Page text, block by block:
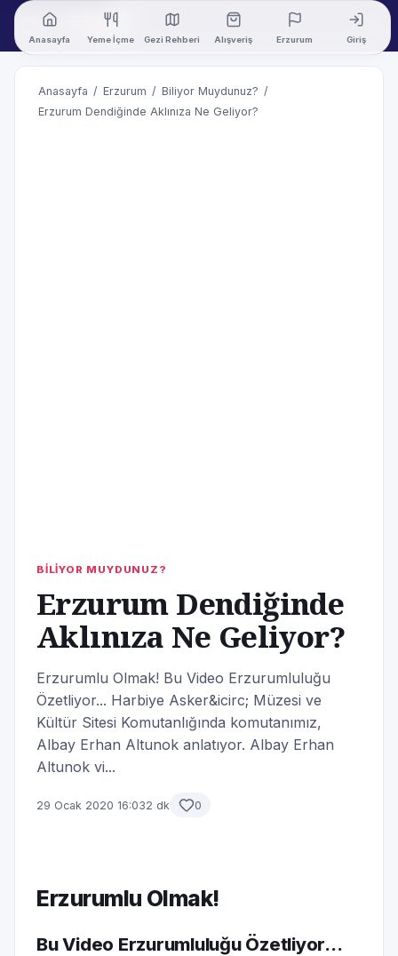
Anasayfa Yeme İçme Gezi Rehberi Alışveriş Erzurum Giriş
Anasayfa / Erzurum / Biliyor Muydunuz? /
Erzurum Dendiğinde Aklınıza Ne Geliyor?
BİLİYOR MUYDUNUZ?
Erzurum Dendiğinde
Aklınıza Ne Geliyor?
Erzurumlu Olmak! Bu Video Erzurumluluğu
Özetliyor... Harbiye Asker&icirc; Müzesi ve
Kültür Sitesi Komutanlığında komutanımız,
Albay Erhan Altunok anlatıyor. Albay Erhan
Altunok vi...
29 Ocak 2020 16:032 dk 0
Erzurumlu Olmak!
Bu Video Erzurumluluğu Özetliyor...